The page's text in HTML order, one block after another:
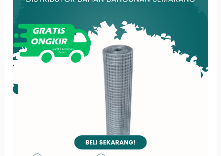
Serbaguna
untuk
Konstruksi
dan
Keamanan